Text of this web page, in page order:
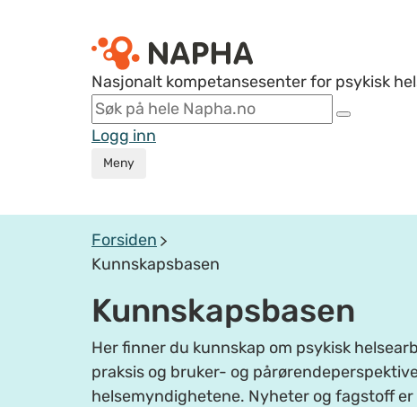
Nasjonalt kompetansesenter for psykisk
Logg inn
Meny
Forsiden
Kunnskapsbasen
Kunnskapsbasen
Her finner du kunnskap om psykisk
praksis og bruker- og
helsemyndighetene. Nyheter og fagstoff